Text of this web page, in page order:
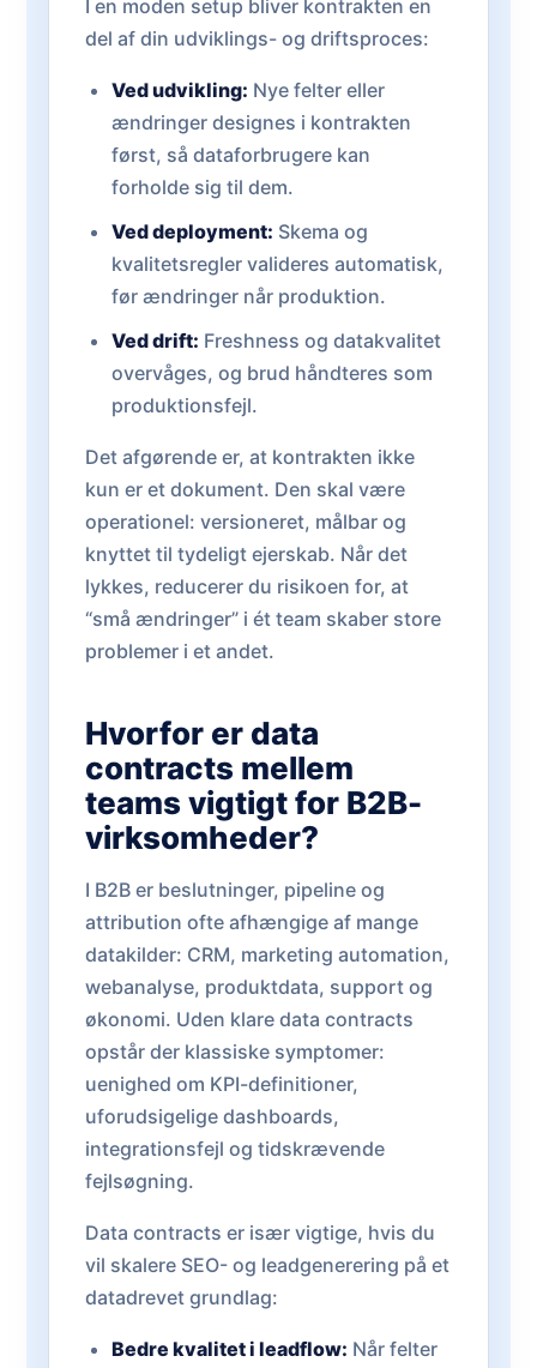
I en moden setup bliver kontrakten en
del af din udviklings- og driftsproces:
Ved udvikling: Nye felter eller
ændringer designes i kontrakten
først, så dataforbrugere kan
forholde sig til dem.
Ved deployment: Skema og
kvalitetsregler valideres automatisk,
før ændringer når produktion.
Ved drift: Freshness og datakvalitet
overvåges, og brud håndteres som
produktionsfejl.
Det afgørende er, at kontrakten ikke
kun er et dokument. Den skal være
operationel: versioneret, målbar og
knyttet til tydeligt ejerskab. Når det
lykkes, reducerer du risikoen for, at
“små ændringer” i ét team skaber store
problemer i et andet.
Hvorfor er data
contracts mellem
teams vigtigt for B2B-
virksomheder?
I B2B er beslutninger, pipeline og
attribution ofte afhængige af mange
datakilder: CRM, marketing automation,
webanalyse, produktdata, support og
økonomi. Uden klare data contracts
opstår der klassiske symptomer:
uenighed om KPI-definitioner,
uforudsigelige dashboards,
integrationsfejl og tidskrævende
fejlsøgning.
Data contracts er især vigtige, hvis du
vil skalere SEO- og leadgenerering på et
datadrevet grundlag:
Bedre kvalitet i leadflow: Når felter